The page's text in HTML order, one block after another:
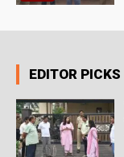
EDITOR PICKS